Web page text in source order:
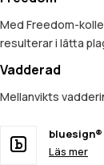
Med Freedom-
resulterar i lätta
Vadderad
Mellanvikts
bluesign®
Läs mer